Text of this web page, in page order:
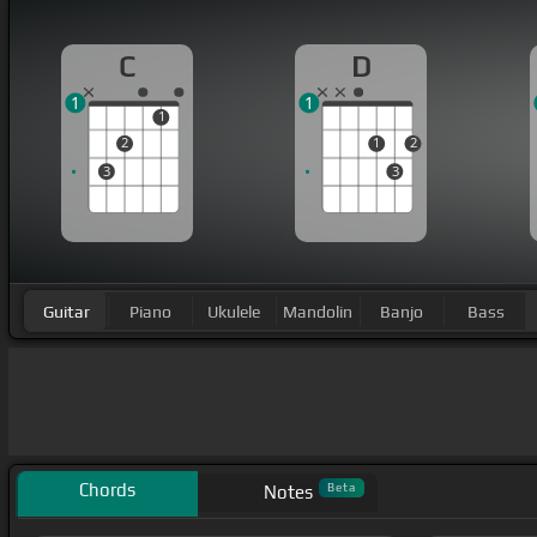
C
3
2
1
1
D
1
3
2
1
Guitar Piano Ukulele Mandolin Banjo Bass
Chords Notes Beta